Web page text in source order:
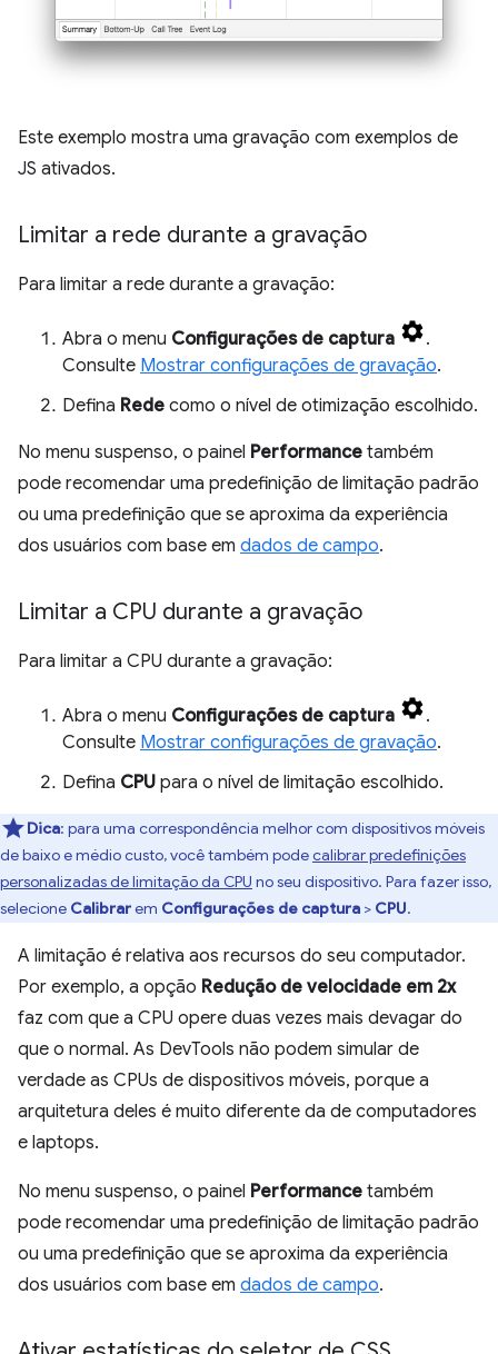
Este exemplo mostra uma gravação com exemplos de
JS ativados.
Limitar a rede durante a gravação
Para limitar a rede durante a gravação:
Abra o menu Configurações de captura
.
Consulte Mostrar configurações de gravação.
Defina Rede como o nível de otimização escolhido.
No menu suspenso, o painel Performance também
pode recomendar uma predefinição de limitação padrão
ou uma predefinição que se aproxima da experiência
dos usuários com base em dados de campo.
Limitar a CPU durante a gravação
Para limitar a CPU durante a gravação:
Abra o menu Configurações de captura
.
Consulte Mostrar configurações de gravação.
Defina CPU para o nível de limitação escolhido.
Dica: para uma correspondência melhor com dispositivos móveis
de baixo e médio custo, você também podecalibrar predefinições
personalizadas de limitação da CPU no seu dispositivo. Para fazer isso,
selecione Calibrarem Configurações de captura > CPU.
A limitação é relativa aos recursos do seu computador.
Por exemplo, a opção Redução de velocidade em 2x
faz com que a CPU opere duas vezes mais devagar do
que o normal. As DevTools não podem simular de
verdade as CPUs de dispositivos móveis, porque a
arquitetura deles é muito diferente da de computadores
e laptops.
No menu suspenso, o painel Performance também
pode recomendar uma predefinição de limitação padrão
ou uma predefinição que se aproxima da experiência
dos usuários com base em dados de campo.